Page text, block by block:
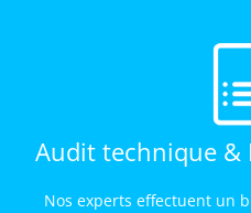
Audit technique &
Nos experts effectuent un